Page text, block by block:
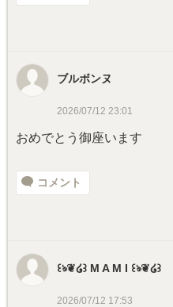
ブルボンヌ
2026/07/12 23:01
おめでとう御座います
コメント
꒰ঌ❦໒꒱ M A M I ꒰ঌ❦໒꒱
2026/07/12 17:53